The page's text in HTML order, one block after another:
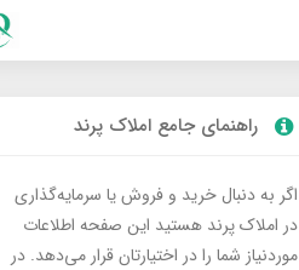
راهنمای جامع املاک پرند
اگر به دنبال خرید و فروش یا سرمایه‌گذاری
در املاک پرند هستید این صفحه اطلاعات
موردنیاز شما را در اختیارتان قرار می‌دهد. در